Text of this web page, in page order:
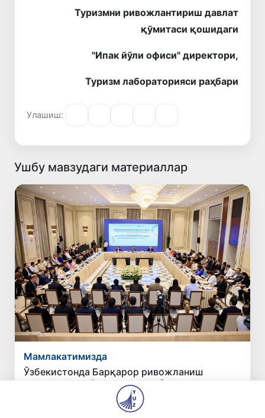
Туризмни ривожлантириш давлат
қўмитаси қошидаги
"Ипак йўли офиси" директори,
Туризм лабораторияси раҳбари
Улашиш:
Ушбу мавзудаги материаллар
Мамлакатимизда
Ўзбекистонда Барқарор ривожланиш
мақсадлари ойлигига старт берилди
392